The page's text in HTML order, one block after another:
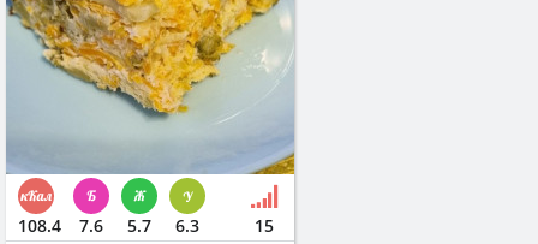
108.4 7.6 5.7 6.3 15